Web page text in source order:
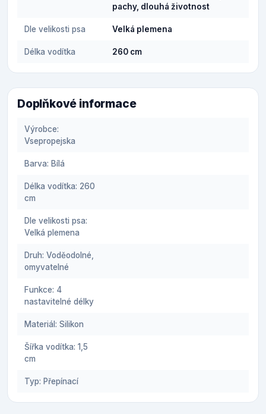
pachy, dlouhá životnost
Dle velikosti psa Velká plemena
Délka vodítka 260 cm
Doplňkové informace
Výrobce:
Vsepropejska
Barva: Bílá
Délka vodítka: 260
cm
Dle velikosti psa:
Velká plemena
Druh: Voděodolné,
omyvatelné
Funkce: 4
nastavitelné délky
Materiál: Silikon
Šířka vodítka: 1,5
cm
Typ: Přepínací